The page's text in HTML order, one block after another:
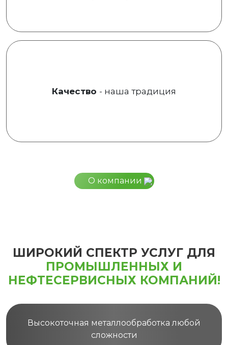
Качество - наша традиция
О компании
ШИРОКИЙ СПЕКТР УСЛУГ ДЛЯ
ПРОМЫШЛЕННЫХ И
НЕФТЕСЕРВИСНЫХ КОМПАНИЙ!
Высокоточная металлообработка любой
сложности